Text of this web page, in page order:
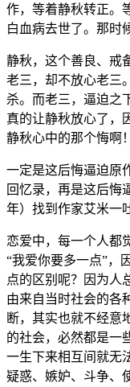
作，等着静秋转正。
白血病去世了。那时
静秋，这个善良、戒
老三，却不放心老三
杀。而老三，逼迫之
真的让静秋放心了，
静秋心中的那个悔啊！
一定是这后悔逼迫原
回忆录，再是这后悔
年）找到作家艾米一
恋爱中，每一个人都
“我爱你要多一点”，
点的区别呢？因为人
由来自当时社会的各
断，其实也就不经意
的社会，必然都是一
一生下来相互间就无
疑惑、嫉妒、斗争、